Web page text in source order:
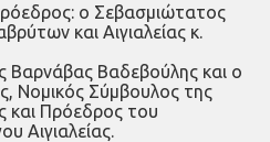
ο Σεβασμιώτατος
και Αιγιαλείας κ.
Βαδεβούλης και ο
Νομικός Σύμβουλος της
και Πρόεδρος του
Αιγιαλείας.